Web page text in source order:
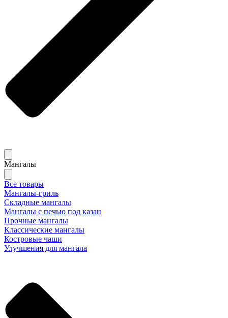
Мангалы
Все товары
Мангалы-гриль
Складные мангалы
Мангалы с печью под казан
Прочные мангалы
Классические мангалы
Костровые чаши
Улучшения для мангала